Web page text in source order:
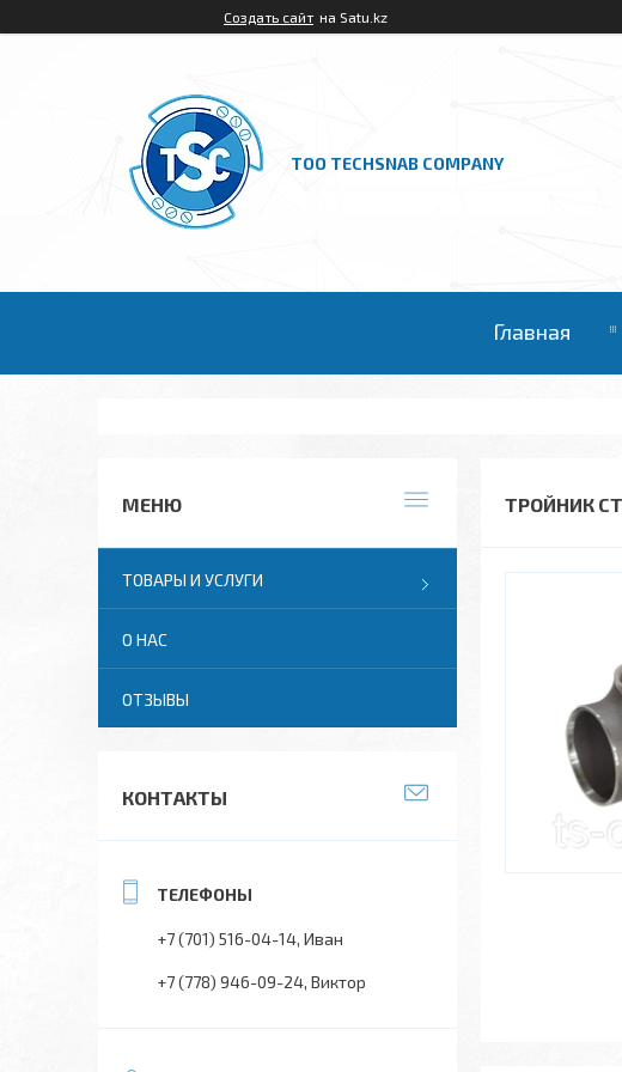
Создать сайт на Satu.kz
ТОО TECHSNAB COMPANY
Главная
ТРОЙНИК
ТОВАРЫ И УСЛУГИ
О НАС
ОТЗЫВЫ
КОНТАКТЫ
+7 (701) 516-04-14 Иван
+7 (778) 946-09-24 Виктор